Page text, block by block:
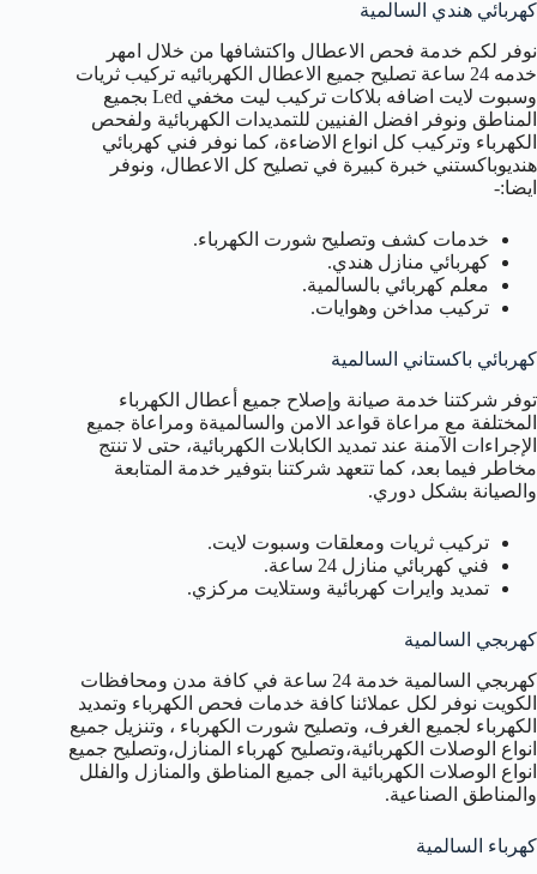
كهربائي هندي السالمية
نوفر لكم خدمة فحص الاعطال واكتشافها من خلال امهر
خدمه 24 ساعة تصليح جميع الاعطال الكهربائيه تركيب ثريات
وسبوت لايت اضافه بلاكات تركيب ليت مخفي Led بجميع
المناطق ونوفر افضل الفنيين للتمديدات الكهربائية ولفحص
الكهرباء وتركيب كل انواع الاضاءة، كما نوفر فني كهربائي
هنديوباكستني خبرة كبيرة في تصليح كل الاعطال، ونوفر
ايضا:-
خدمات كشف وتصليح شورت الكهرباء.
كهربائي منازل هندي.
معلم كهربائي بالسالمية.
تركيب مداخن وهوايات.
كهربائي باكستاني السالمية
توفر شركتنا خدمة صيانة وإصلاح جميع أعطال الكهرباء
المختلفة مع مراعاة قواعد الامن والسالميةة ومراعاة جميع
الإجراءات الآمنة عند تمديد الكابلات الكهربائية، حتى لا تنتج
مخاطر فيما بعد، كما تتعهد شركتنا بتوفير خدمة المتابعة
والصيانة بشكل دوري.
تركيب ثريات ومعلقات وسبوت لايت.
فني كهربائي منازل 24 ساعة.
تمديد وايرات كهربائية وستلايت مركزي.
كهربجي السالمية
كهربجي السالمية خدمة 24 ساعة في كافة مدن ومحافظات
الكويت نوفر لكل عملائنا كافة خدمات فحص الكهرباء وتمديد
الكهرباء لجميع الغرف، وتصليح شورت الكهرباء ، وتنزيل جميع
انواع الوصلات الكهربائية،وتصليح كهرباء المنازل،وتصليح جميع
انواع الوصلات الكهربائية الى جميع المناطق والمنازل والفلل
والمناطق الصناعية.
كهرباء السالمية